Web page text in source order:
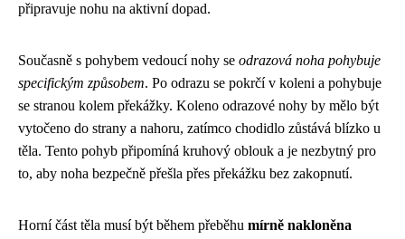
připravuje nohu na aktivní dopad.
Současně s pohybem vedoucí nohy se odrazová noha pohybuje
specifickým způsobem. Po odrazu se pokrčí v koleni a pohybuje
se stranou kolem překážky. Koleno odrazové nohy by mělo být
vytočeno do strany a nahoru, zatímco chodidlo zůstává blízko u
těla. Tento pohyb připomíná kruhový oblouk a je nezbytný pro
to, aby noha bezpečně přešla přes překážku bez zakopnutí.
Horní část těla musí být během přeběhu mírně nakloněna